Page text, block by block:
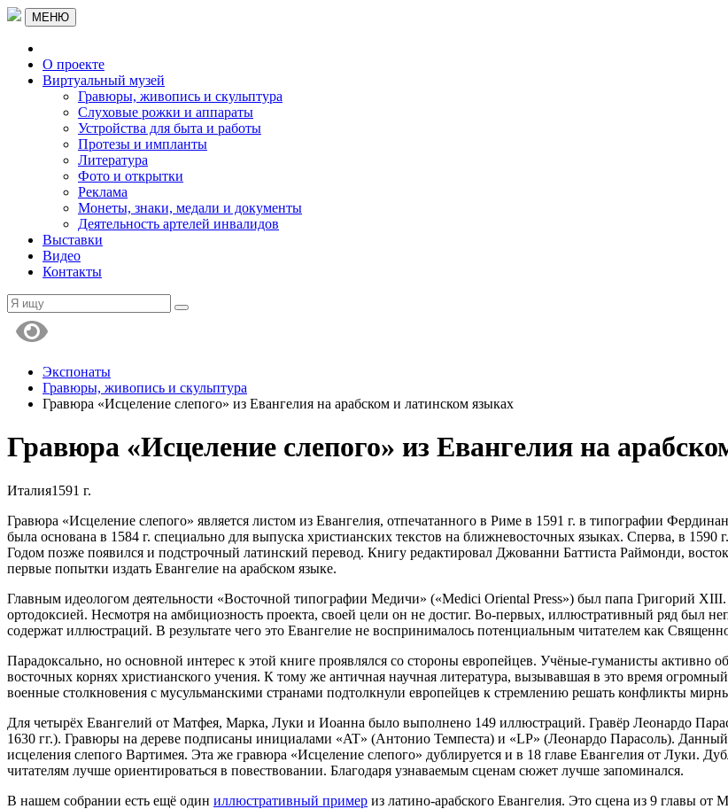
МЕНЮ
О проекте
Виртуальный музей
Гравюры, живопись и скульптура
Слуховые рожки и аппараты
Устройства для быта и работы
Протезы и импланты
Литература
Фото и открытки
Реклама
Монеты, знаки, медали и документы
Деятельность артелей инвалидов
Выставки
Видео
Контакты
Экспонаты
Гравюры, живопись и скульптура
Гравюра «Исцеление слепого» из Евангелия на арабском и латинском языках
Гравюра «Исцеление слепого» из Евангелия на
Италия1591 г.
Гравюра «Исцеление слепого» является листом из Евангелия, отпечатанного в Риме в 1591 г. в типографии
была основана в 1584 г. специально для выпуска христианских текстов на ближневосточных языках. Сперва, в 1590
Годом позже появился и подстрочный латинский перевод. Книгу редактировал Джованни Баттиста Раймонди,
первые попытки издать Евангелие на арабском языке.
Главным идеологом деятельности «Восточной типографии Медичи» («Medici Oriental Press») был папа Григорий
ортодоксией. Несмотря на амбициозность проекта, своей цели он не достиг. Во-первых, иллюстративный ряд был
содержат иллюстраций. В результате чего это Евангелие не воспринималось потенциальным читателем как
Парадоксально, но основной интерес к этой книге проявлялся со стороны европейцев. Учёные-гуманисты активно
восточных корнях христианского учения. К тому же античная научная литература, вызывавшая в это время
военные столкновения с мусульманскими странами подтолкнули европейцев к стремлению решать конфликты
Для четырёх Евангелий от Матфея, Марка, Луки и Иоанна было выполнено 149 иллюстраций. Гравёр Леонардо
1630 гг.). Гравюры на дереве подписаны инициалами «AT» (Антонио Темпеста) и «LP» (Леонардо Парасоль).
исцеления слепого Вартимея. Эта же гравюра «Исцеление слепого» дублируется и в 18 главе Евангелия от Луки.
читателям лучше ориентироваться в повествовании. Благодаря узнаваемым сценам сюжет лучше запоминался.
В нашем собрании есть ещё один иллюстративный пример из латино-арабского Евангелия. Это сцена из 9 главы от